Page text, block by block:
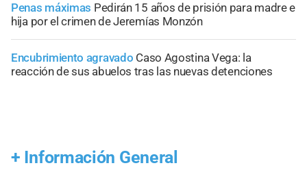
Penas máximas Pedirán 15 años de prisión para madre e
hija por el crimen de Jeremías Monzón
Encubrimiento agravado Caso Agostina Vega: la
reacción de sus abuelos tras las nuevas detenciones
+ Información General